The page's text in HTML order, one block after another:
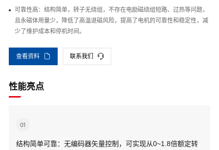
可靠性高：结构简单，转子无绕组，不存在电励磁绕组短路、过热等问题，
且永磁体用量少，降低了高温退磁风险，提高了电机的可靠性和稳定性，减
少了维护成本和停机时间。
查看资料 联系我们
性能亮点
01
结构简单可靠：无编码器矢量控制，可实现从0~1.8倍额定转